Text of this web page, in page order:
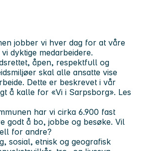
jobber vi hver dag for at våre
dyktige medarbeidere.
åpen, respektfull og
skal alle ansatte vise
Dette er beskrevet i vår
å kalle for «Vi i Sarpsborg». Les
har vi cirka 6.900 fast
godt å bo, jobbe og besøke. Vil
for andre?
sosial, etnisk og geografisk